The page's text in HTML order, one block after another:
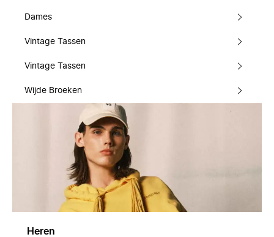
Dames
Vintage Tassen
Vintage Tassen
Wijde Broeken
Heren